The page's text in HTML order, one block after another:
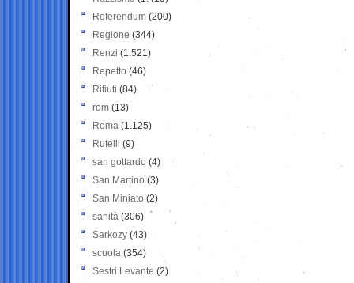
Referendum (200)
Regione (344)
Renzi (1.521)
Repetto (46)
Rifiuti (84)
rom (13)
Roma (1.125)
Rutelli (9)
san gottardo (4)
San Martino (3)
San Miniato (2)
sanità (306)
Sarkozy (43)
scuola (354)
Sestri Levante (2)